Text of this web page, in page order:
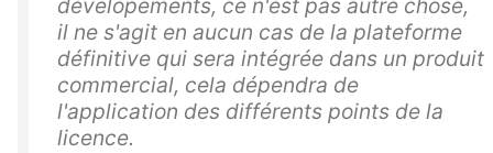
dévelopements, ce n'est pas autre chose,
il ne s'agit en aucun cas de la plateforme
définitive qui sera intégrée dans un produit
commercial, cela dépendra de
l'application des différents points de la
licence.